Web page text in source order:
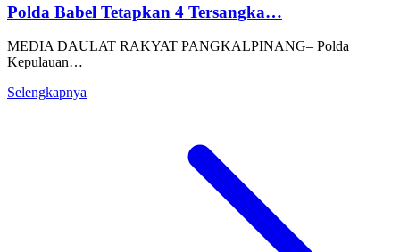
Polda Babel Tetapkan 4 Tersangka…
MEDIA DAULAT RAKYAT PANGKALPINANG– Polda
Kepulauan…
Selengkapnya